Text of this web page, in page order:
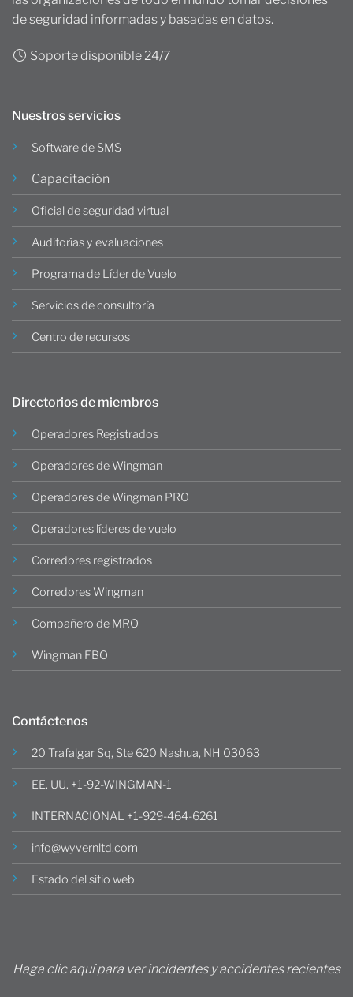
de seguridad informadas y basadas en datos.
Soporte disponible 24/7
Nuestros servicios
Software de SMS
Capacitación
Oficial de seguridad virtual
Auditorías y evaluaciones
Programa de Líder de Vuelo
Servicios de consultoría
Centro de recursos
Directorios de miembros
Operadores Registrados
Operadores de Wingman
Operadores de Wingman PRO
Operadores líderes de vuelo
Corredores registrados
Corredores Wingman
Compañero de MRO
Wingman FBO
Contáctenos
20 Trafalgar Sq, Ste 620 Nashua, NH 03063
EE. UU. +1-92-WINGMAN-1
INTERNACIONAL +1-929-464-6261
info@wyvernltd.com
Estado del sitio web
Haga clic aquí para ver incidentes y accidentes recientes